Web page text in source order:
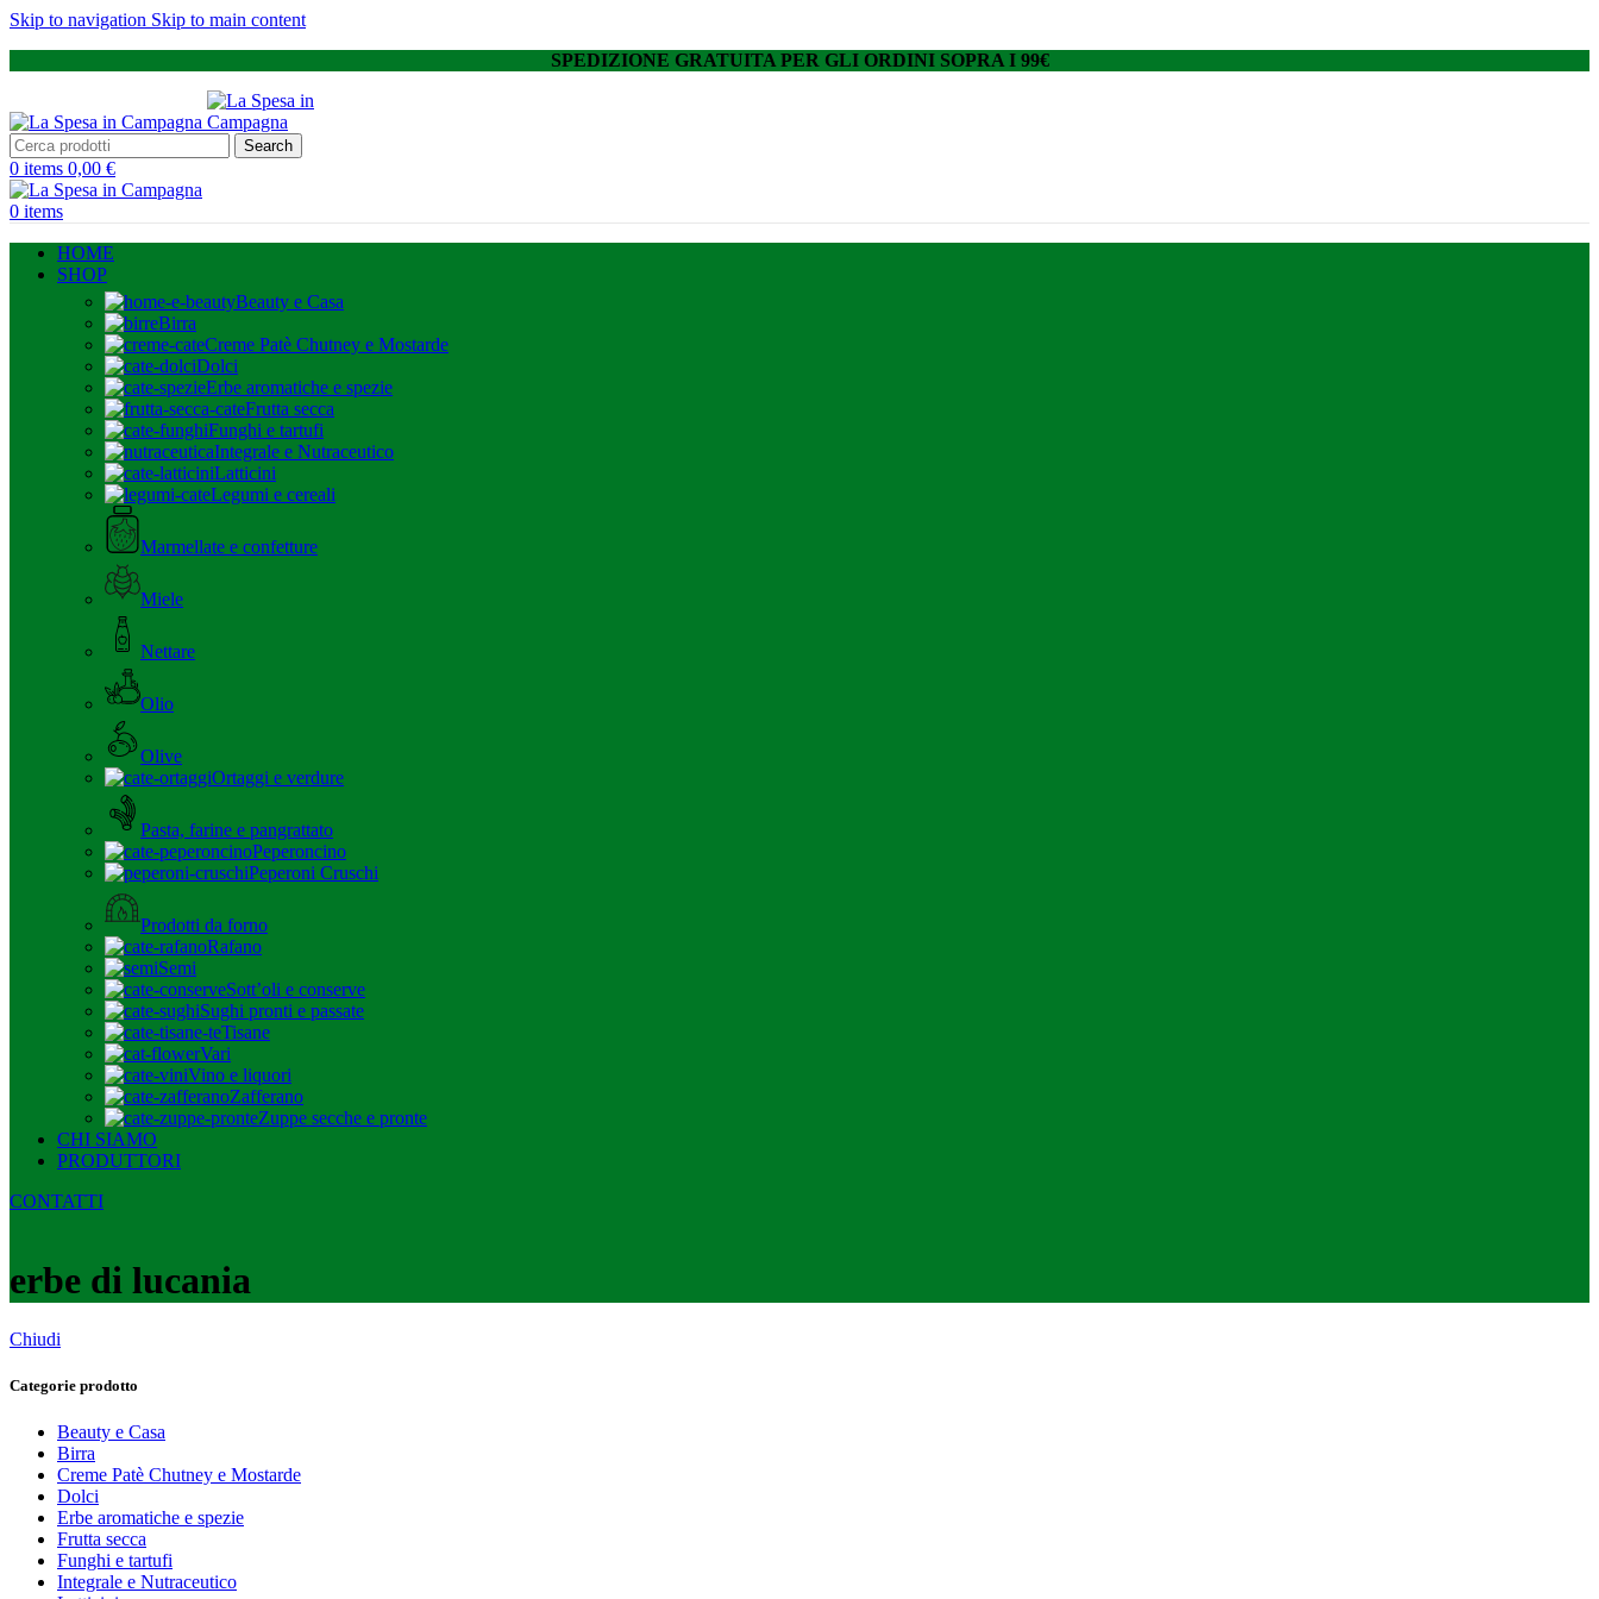
Skip to navigation Skip to main content
SPEDIZIONE GRATUITA PER GLI ORDINI SOPRA I 99€
Search
0 items 0,00 €
0 items
HOME
SHOP
Beauty e Casa
Birra
Creme Patè Chutney e Mostarde
Dolci
Erbe aromatiche e spezie
Frutta secca
Funghi e tartufi
Integrale e Nutraceutico
Latticini
Legumi e cereali
Marmellate e confetture
Miele
Nettare
Olio
Olive
Ortaggi e verdure
Pasta, farine e pangrattato
Peperoncino
Peperoni Cruschi
Prodotti da forno
Rafano
Semi
Sott’oli e conserve
Sughi pronti e passate
Tisane
Vari
Vino e liquori
Zafferano
Zuppe secche e pronte
CHI SIAMO
PRODUTTORI
CONTATTI
erbe di lucania
Chiudi
Categorie prodotto
Beauty e Casa
Birra
Creme Patè Chutney e Mostarde
Dolci
Erbe aromatiche e spezie
Frutta secca
Funghi e tartufi
Integrale e Nutraceutico